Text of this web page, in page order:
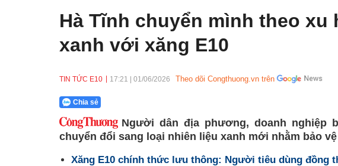
Hà Tĩnh chuyển mình theo
xanh với xăng E10
TIN TỨC E10 17:21 01/06/2026 Theo dõi Congthuong.vn trên
Chia sẻ
Người dân địa phương, doanh nghiệp
chuyển đổi sang loại nhiên liệu xanh mới nhằm bảo
Xăng E10 chính thức lưu thông: Người tiêu dùng đồng